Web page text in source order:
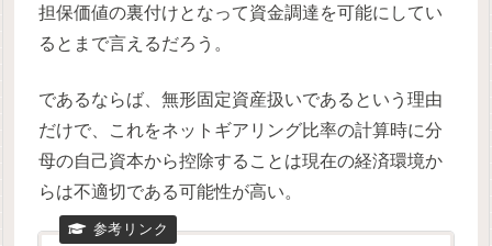
担保価値の裏付けとなって資金調達を可能にしてい
るとまで言えるだろう。
であるならば、無形固定資産扱いであるという理由
だけで、これをネットギアリング比率の計算時に分
母の自己資本から控除することは現在の経済環境か
らは不適切である可能性が高い。